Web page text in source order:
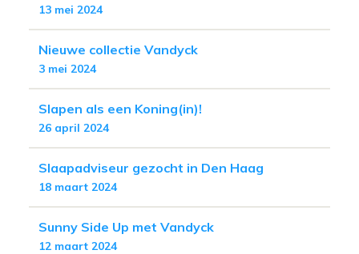
13 mei 2024
Nieuwe collectie Vandyck
3 mei 2024
Slapen als een Koning(in)!
26 april 2024
Slaapadviseur gezocht in Den Haag
18 maart 2024
Sunny Side Up met Vandyck
12 maart 2024